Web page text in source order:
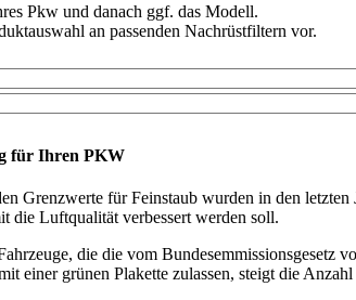
Pkw und danach ggf. das Modell.
an passenden Nachrüstfiltern vor.
für Ihren PKW
Grenzwerte für Feinstaub wurden in den
die Luftqualität verbessert werden soll.
die die vom
einer grünen Plakette zulassen, steigt die